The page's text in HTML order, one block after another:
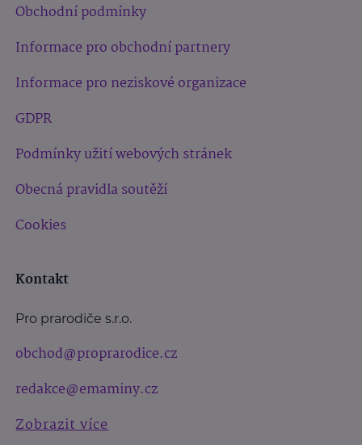
Obchodní podmínky
Informace pro obchodní partnery
Informace pro neziskové organizace
GDPR
Podmínky užití webových stránek
Obecná pravidla soutěží
Cookies
Kontakt
Pro prarodiče s.r.o.
obchod@proprarodice.cz
redakce@emaminy.cz
Zobrazit více